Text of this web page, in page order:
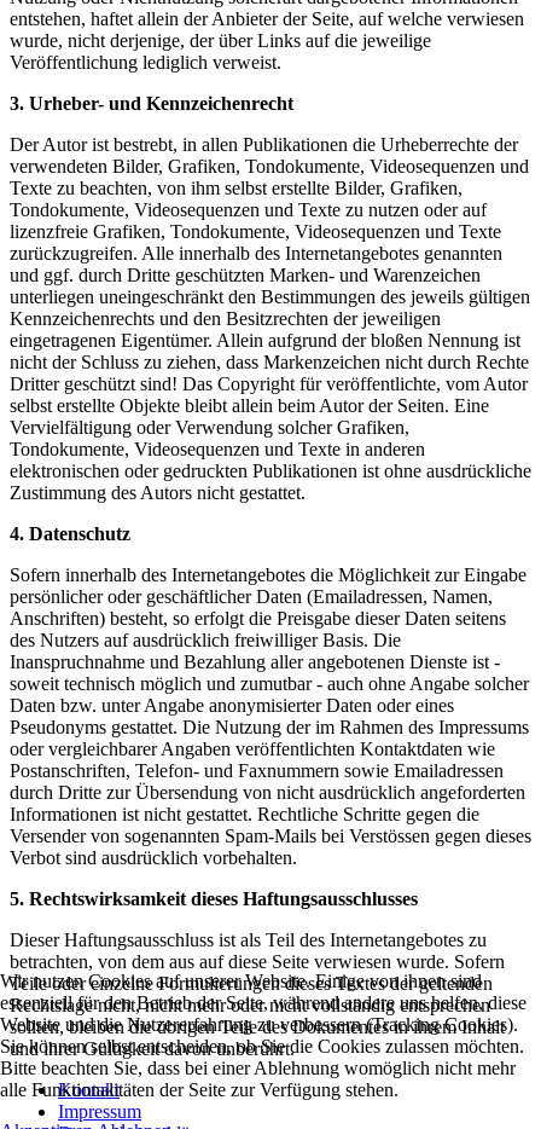
entstehen, haftet allein der Anbieter der Seite, auf welche verwiesen
wurde, nicht derjenige, der über Links auf die jeweilige
Veröffentlichung lediglich verweist.
3. Urheber- und Kennzeichenrecht
Der Autor ist bestrebt, in allen Publikationen die Urheberrechte der
verwendeten Bilder, Grafiken, Tondokumente, Videosequenzen und
Texte zu beachten, von ihm selbst erstellte Bilder, Grafiken,
Tondokumente, Videosequenzen und Texte zu nutzen oder auf
lizenzfreie Grafiken, Tondokumente, Videosequenzen und Texte
zurückzugreifen. Alle innerhalb des Internetangebotes genannten
und ggf. durch Dritte geschützten Marken- und Warenzeichen
unterliegen uneingeschränkt den Bestimmungen des jeweils gültigen
Kennzeichenrechts und den Besitzrechten der jeweiligen
eingetragenen Eigentümer. Allein aufgrund der bloßen Nennung ist
nicht der Schluss zu ziehen, dass Markenzeichen nicht durch Rechte
Dritter geschützt sind! Das Copyright für veröffentlichte, vom Autor
selbst erstellte Objekte bleibt allein beim Autor der Seiten. Eine
Vervielfältigung oder Verwendung solcher Grafiken,
Tondokumente, Videosequenzen und Texte in anderen
elektronischen oder gedruckten Publikationen ist ohne ausdrückliche
Zustimmung des Autors nicht gestattet.
4. Datenschutz
Sofern innerhalb des Internetangebotes die Möglichkeit zur Eingabe
persönlicher oder geschäftlicher Daten (Emailadressen, Namen,
Anschriften) besteht, so erfolgt die Preisgabe dieser Daten seitens
des Nutzers auf ausdrücklich freiwilliger Basis. Die
Inanspruchnahme und Bezahlung aller angebotenen Dienste ist -
soweit technisch möglich und zumutbar - auch ohne Angabe solcher
Daten bzw. unter Angabe anonymisierter Daten oder eines
Pseudonyms gestattet. Die Nutzung der im Rahmen des Impressums
oder vergleichbarer Angaben veröffentlichten Kontaktdaten wie
Postanschriften, Telefon- und Faxnummern sowie Emailadressen
durch Dritte zur Übersendung von nicht ausdrücklich angeforderten
Informationen ist nicht gestattet. Rechtliche Schritte gegen die
Versender von sogenannten Spam-Mails bei Verstössen gegen dieses
Verbot sind ausdrücklich vorbehalten.
5. Rechtswirksamkeit dieses Haftungsausschlusses
Dieser Haftungsausschluss ist als Teil des Internetangebotes zu
betrachten, von dem aus auf diese Seite verwiesen wurde. Sofern
Teile oder einzelne Formulierungen dieses Textes der geltenden
Rechtslage nicht, nicht mehr oder nicht vollständig entsprechen
sollten, bleiben die übrigen Teile des Dokumentes in ihrem Inhalt
und ihrer Gültigkeit davon unberührt.
Kontakt
Impressum
Wir nutzen Cookies auf unserer Website. Einige von ihnen sind
essenziell für den Betrieb der Seite, während andere uns helfen, diese
Website und die Nutzererfahrung zu verbessern (Tracking Cookies).
Sie können selbst entscheiden, ob Sie die Cookies zulassen möchten.
Bitte beachten Sie, dass bei einer Ablehnung womöglich nicht mehr
alle Funktionalitäten der Seite zur Verfügung stehen.